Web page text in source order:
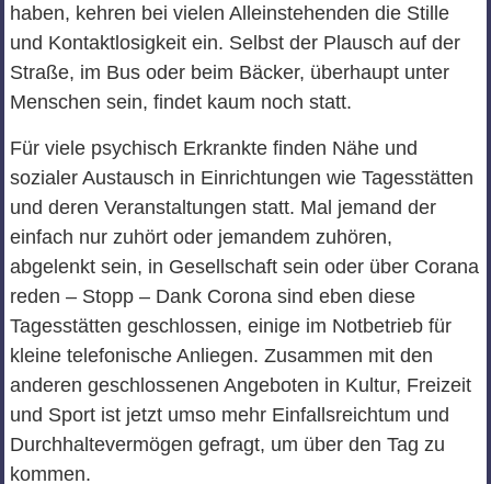
haben, kehren bei vielen Alleinstehenden die Stille
und Kontaktlosigkeit ein. Selbst der Plausch auf der
Straße, im Bus oder beim Bäcker, überhaupt unter
Menschen sein, findet kaum noch statt.
Für viele psychisch Erkrankte finden Nähe und
sozialer Austausch in Einrichtungen wie Tagesstätten
und deren Veranstaltungen statt. Mal jemand der
einfach nur zuhört oder jemandem zuhören,
abgelenkt sein, in Gesellschaft sein oder über Corana
reden – Stopp – Dank Corona sind eben diese
Tagesstätten geschlossen, einige im Notbetrieb für
kleine telefonische Anliegen. Zusammen mit den
anderen geschlossenen Angeboten in Kultur, Freizeit
und Sport ist jetzt umso mehr Einfallsreichtum und
Durchhaltevermögen gefragt, um über den Tag zu
kommen.